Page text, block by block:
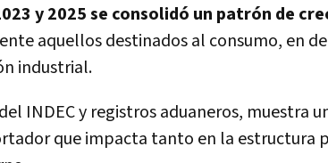
y 2025 se consolidó un patrón de
aquellos destinados al consumo, en
industrial.
INDEC y registros aduaneros, muestra
que impacta tanto en la estructura